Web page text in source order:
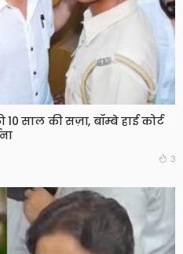
साल की सज़ा, बॉम्बे हाई कोर्ट
3